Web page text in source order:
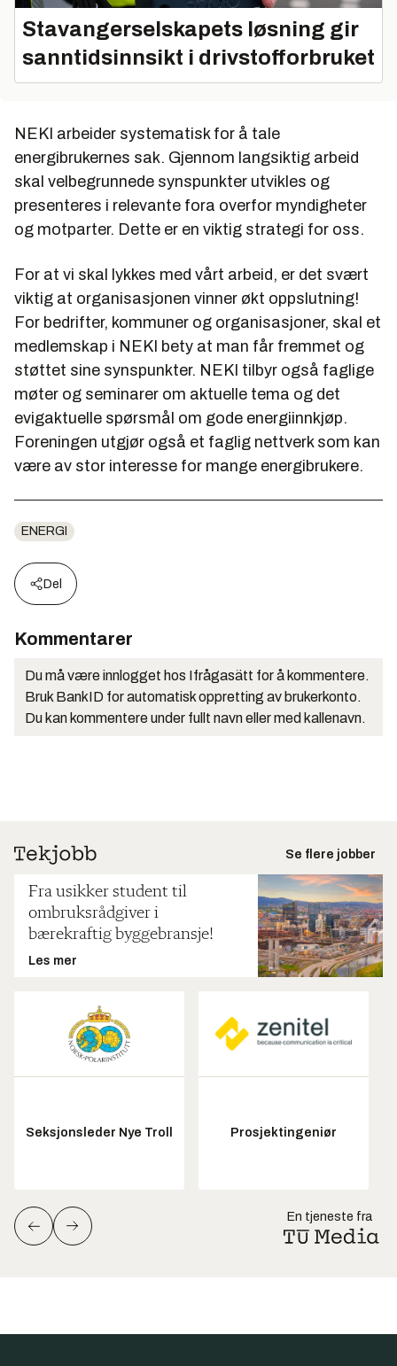
Stavangerselskapets løsning gir
sanntidsinnsikt i drivstofforbruket
NEKI arbeider systematisk for å tale
energibrukernes sak. Gjennom langsiktig arbeid
skal velbegrunnede synspunkter utvikles og
presenteres i relevante fora overfor myndigheter
og motparter. Dette er en viktig strategi for oss.
For at vi skal lykkes med vårt arbeid, er det svært
viktig at organisasjonen vinner økt oppslutning!
For bedrifter, kommuner og organisasjoner, skal et
medlemskap i NEKI bety at man får fremmet og
støttet sine synspunkter. NEKI tilbyr også faglige
møter og seminarer om aktuelle tema og det
evigaktuelle spørsmål om gode energiinnkjøp.
Foreningen utgjør også et faglig nettverk som kan
være av stor interesse for mange energibrukere.
ENERGI
Del
Kommentarer
Du må være innlogget hos Ifrågasätt for å kommentere.
Bruk BankID for automatisk oppretting av brukerkonto.
Du kan kommentere under fullt navn eller med kallenavn.
Se flere jobber
Fra usikker student til
ombruksrådgiver i
bærekraftig byggebransje!
Les mer
Seksjonsleder Nye Troll Prosjektingeniør
En tjeneste fra